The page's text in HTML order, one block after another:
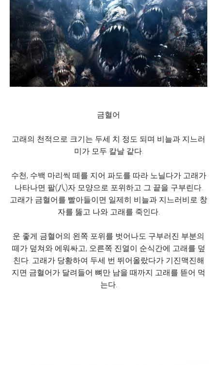
금혈어
고래의 천적으로 크기는 두세 치 정도 되며 비늘과 지느러
미가 모두 칼날 같다.
수천, 수백 마리씩 떼를 지어 파도를 따라 노닐다가 고래가
나타나면 팔(八)자 모양으로 포위하고 그 끝을 구부린다.
고래가 금혈어를 빨아들이면 일제히 비늘과 지느러비로 창
자를 뚫고 나와 고래를 죽인다.
운 좋게 금혈어의 왼쪽 포위를 벗어나도 구부러진 부분의
떼가 덮쳐와 에워싸고, 오른쪽 진열이 순식간에 고래를 덮
친다. 고래가 당황하여 두세 번 뛰어올랐다가 기진맥진해
지면 금혈어가 달려들어 뼈만 남을 때까지 고래를 뜯어 먹
는다.